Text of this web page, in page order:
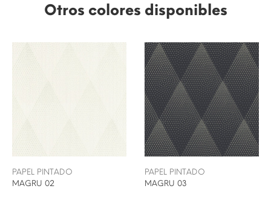
Otros colores disponibles
PAPEL PINTADO
MAGRU 02
PAPEL PINTADO
MAGRU 03